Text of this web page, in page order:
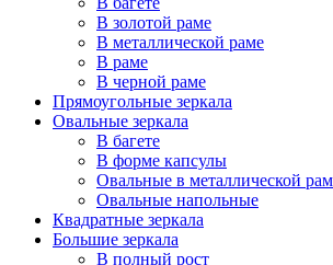
В золотой раме
В металлической раме
В раме
В черной раме
Прямоугольные зеркала
Овальные зеркала
В багете
В форме капсулы
Овальные в металлической
Овальные напольные
Квадратные зеркала
Большие зеркала
В полный рост